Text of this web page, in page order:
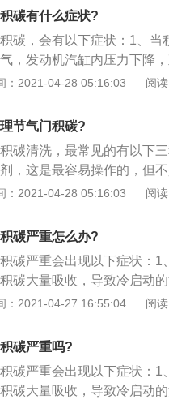
比，当压缩比过高时，会
；3、当积碳在火花塞上粘
形成碳时，很容易使活塞环
碳有什么症状?
碳，会有以下症状：1、
，发动机汽缸内压力下降
现抖动；2、同时影响混合
动机的，导致发动机损坏
清理。
：2021-04-28 05:16:03 阅
节气门积碳?
碳清洗，最常见的有以下
，这是最容易操作的，但
常使用中，燃油宝的清洗效
清洁方法；3、拆下发动机
清洗方法，清洗效果也是最
通常就没有原始的气密性，
：2021-04-28 05:16:03 阅
碳严重怎么办?
碳严重会出现以下症状：
碳大量吸收，导致冷启动
上的汽油又会被发动机的
成启动困难及怠速抖动的故
：2021-04-27 16:55:04 阅
碳严重吗?
碳严重会出现以下症状：
碳大量吸收，导致冷启动